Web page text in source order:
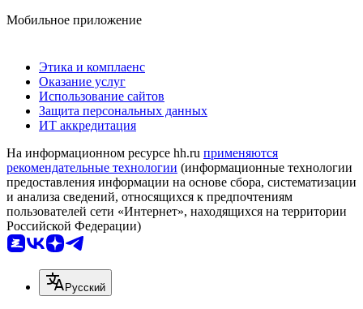
Мобильное приложение
Этика и комплаенс
Оказание услуг
Использование сайтов
Защита персональных данных
ИТ аккредитация
На информационном ресурсе hh.ru применяются
рекомендательные технологии (информационные технологии
предоставления информации на основе сбора, систематизации
и анализа сведений, относящихся к предпочтениям
пользователей сети «Интернет», находящихся на территории
Российской Федерации)
Русский